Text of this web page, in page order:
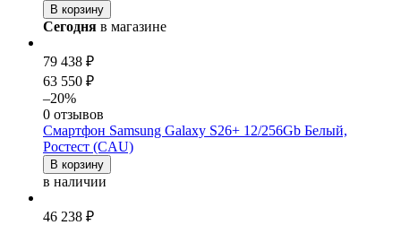
В корзину
Сегодня в магазине
79 438 ₽
63 550 ₽
–20%
0 отзывов
Смартфон Samsung Galaxy S26+ 12/256Gb Белый,
Ростест (CAU)
В корзину
в наличии
46 238 ₽